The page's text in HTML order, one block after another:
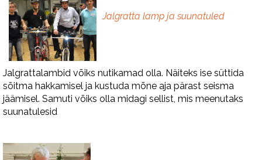
Jalgratta lamp ja suunatuled
Jalgrattalambid võiks nutikamad olla. Näiteks ise süttida
sõitma hakkamisel ja kustuda mõne aja pärast seisma
jäämisel. Samuti võiks olla midagi sellist, mis meenutaks
suunatulesid